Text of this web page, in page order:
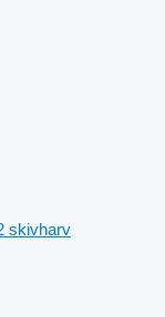
skivharv